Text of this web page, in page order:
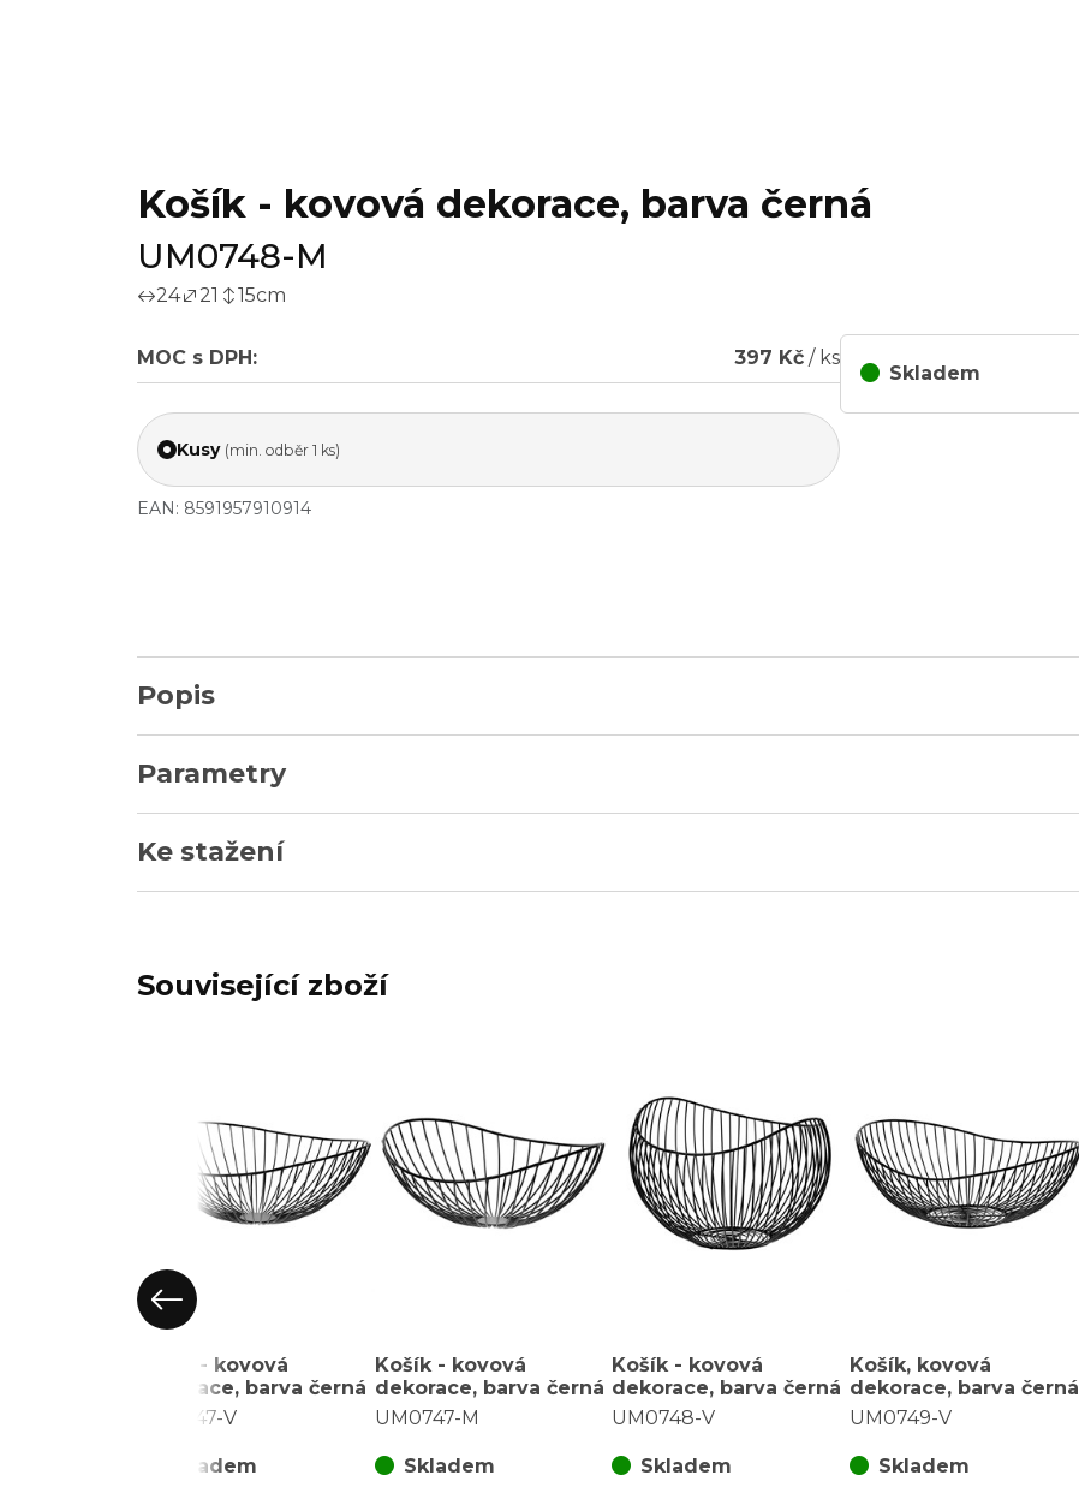
Košík - kovová dekorace, barva černá
UM0748-M
24 21 15cm
MOC s DPH: 397 Kč / ks
Kusy (min. odběr 1 ks)
EAN: 8591957910914
Skladem
Popis
Parametry
Ke stažení
Související zboží
Košík - kovová
dekorace, barva černá
UM0747-V
Skladem
Košík - kovová
dekorace, barva černá
UM0747-M
Skladem
Košík - kovová
dekorace, barva černá
UM0748-V
Skladem
Košík, kovová
dekorace, barva černá
UM0749-V
Skladem